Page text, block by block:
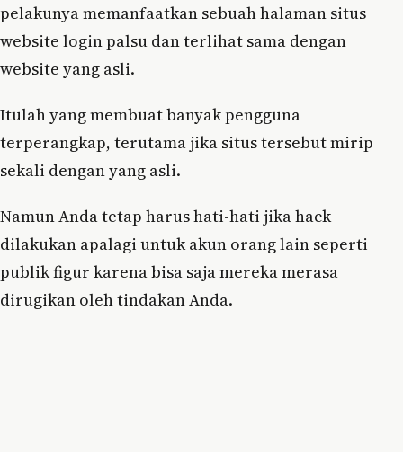
pelakunya memanfaatkan sebuah halaman situs
website login palsu dan terlihat sama dengan
website yang asli.
Itulah yang membuat banyak pengguna
terperangkap, terutama jika situs tersebut mirip
sekali dengan yang asli.
Namun Anda tetap harus hati-hati jika hack
dilakukan apalagi untuk akun orang lain seperti
publik figur karena bisa saja mereka merasa
dirugikan oleh tindakan Anda.